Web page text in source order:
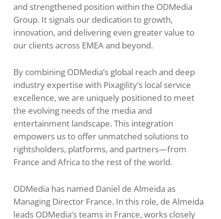
and strengthened position within the ODMedia
Group. It signals our dedication to growth,
innovation, and delivering even greater value to
our clients across EMEA and beyond.
By combining ODMedia’s global reach and deep
industry expertise with Pixagility’s local service
excellence, we are uniquely positioned to meet
the evolving needs of the media and
entertainment landscape. This integration
empowers us to offer unmatched solutions to
rightsholders, platforms, and partners—from
France and Africa to the rest of the world.
ODMedia has named Daniel de Almeida as
Managing Director France. In this role, de Almeida
leads ODMedia’s teams in France, works closely